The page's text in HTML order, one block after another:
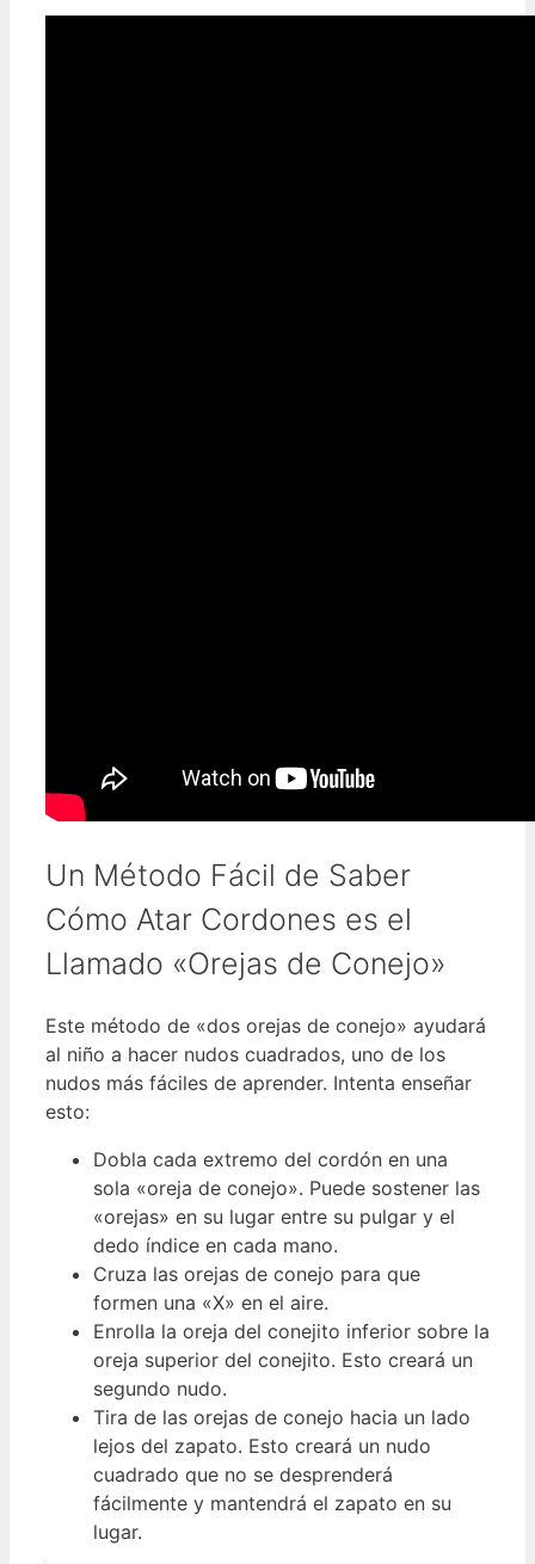
Un Método Fácil de Saber
Cómo Atar Cordones es el
Llamado «Orejas de Conejo»
Este método de «dos orejas de conejo» ayudará
al niño a hacer nudos cuadrados, uno de los
nudos más fáciles de aprender. Intenta enseñar
esto:
Dobla cada extremo del cordón en una
sola «oreja de conejo». Puede sostener las
«orejas» en su lugar entre su pulgar y el
dedo índice en cada mano.
Cruza las orejas de conejo para que
formen una «X» en el aire.
Enrolla la oreja del conejito inferior sobre la
oreja superior del conejito. Esto creará un
segundo nudo.
Tira de las orejas de conejo hacia un lado
lejos del zapato. Esto creará un nudo
cuadrado que no se desprenderá
fácilmente y mantendrá el zapato en su
lugar.